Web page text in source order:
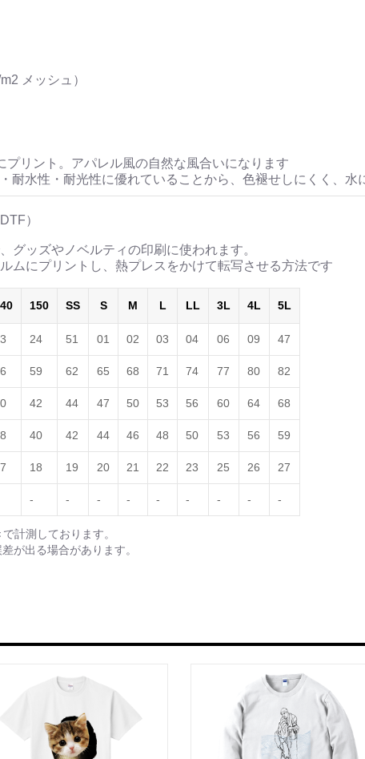
メッシュ）
プリント。アパレル風の自然な風合いになります
耐水性・耐光性に優れていることから、色褪せしにくく、水
）
グッズやノベルティの印刷に使われます。
ムにプリントし、熱プレスをかけて転写させる方法です
150 SS S M L LL 3L 4L 5L
24 51 01 02 03 04 06 09 47
59 62 65 68 71 74 77 80 82
42 44 47 50 53 56 60 64 68
40 42 44 46 48 50 53 56 59
18 19 20 21 22 23 25 26 27
- - - - - - - - -
計測しております。
が出る場合があります。